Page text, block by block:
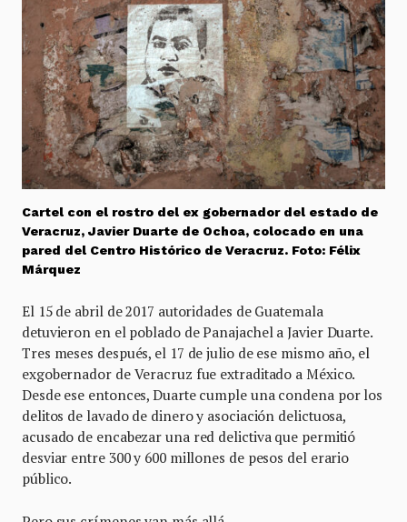
Cartel con el rostro del ex gobernador del estado de
Veracruz, Javier Duarte de Ochoa, colocado en una
pared del Centro Histórico de Veracruz. Foto: Félix
Márquez
El 15 de abril de 2017 autoridades de Guatemala
detuvieron en el poblado de Panajachel a Javier Duarte.
Tres meses después, el 17 de julio de ese mismo año, el
exgobernador de Veracruz fue extraditado a México.
Desde ese entonces, Duarte cumple una condena por los
delitos de lavado de dinero y asociación delictuosa,
acusado de encabezar una red delictiva que permitió
desviar entre 300 y 600 millones de pesos del erario
público.